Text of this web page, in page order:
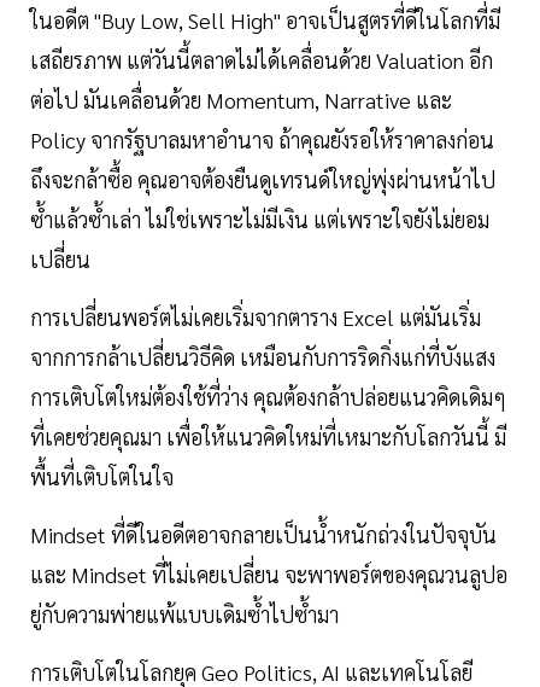
ในอดีต "Buy Low, Sell High" อาจเป็นสูตรที่ดีในโลกที่มี
เสถียรภาพ แต่วันนี้ตลาดไม่ได้เคลื่อนด้วย Valuation อีก
ต่อไป มันเคลื่อนด้วย Momentum, Narrative และ
Policy จากรัฐบาลมหาอำนาจ ถ้าคุณยังรอให้ราคาลงก่อน
ถึงจะกล้าซื้อ คุณอาจต้องยืนดูเทรนด์ใหญ่พุ่งผ่านหน้าไป
ซ้ำแล้วซ้ำเล่า ไม่ใช่เพราะไม่มีเงิน แต่เพราะใจยังไม่ยอม
เปลี่ยน
การเปลี่ยนพอร์ตไม่เคยเริ่มจากตาราง Excel แต่มันเริ่ม
จากการกล้าเปลี่ยนวิธีคิด เหมือนกับการริดกิ่งแก่ที่บังแสง
การเติบโตใหม่ต้องใช้ที่ว่าง คุณต้องกล้าปล่อยแนวคิดเดิมๆ
ที่เคยช่วยคุณมา เพื่อให้แนวคิดใหม่ที่เหมาะกับโลกวันนี้ มี
พื้นที่เติบโตในใจ
Mindset ที่ดีในอดีตอาจกลายเป็นน้ำหนักถ่วงในปัจจุบัน
และ Mindset ที่ไม่เคยเปลี่ยน จะพาพอร์ตของคุณวนลูปอ
ยู่กับความพ่ายแพ้แบบเดิมซ้ำไปซ้ำมา
การเติบโตในโลกยุค Geo Politics, AI และเทคโนโลยี